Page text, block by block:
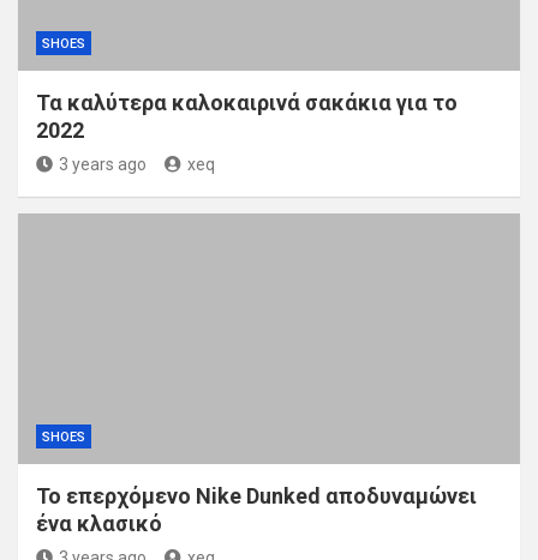
SHOES
Τα καλύτερα καλοκαιρινά σακάκια για το
2022
3 years ago xeq
SHOES
Το επερχόμενο Nike Dunked αποδυναμώνει
ένα κλασικό